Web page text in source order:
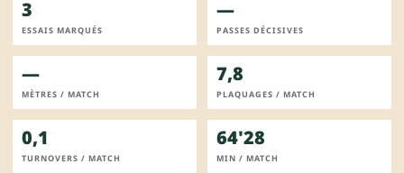
3
ESSAIS MARQUÉS
—
PASSES DÉCISIVES
—
MÈTRES / MATCH
7,8
PLAQUAGES / MATCH
0,1
TURNOVERS / MATCH
64'28
MIN / MATCH